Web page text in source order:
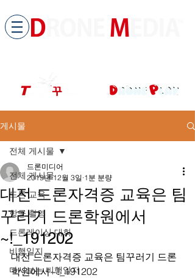
게시물
전체 게시물
드론 교육
항공 촬영
드론레이싱 대회
비행일지
다시보는 비행일지
전체 게시물
대전 드론자격증 교육은 팀
꾸러기 드론학원에서
~!_191202
드론미디어
2019년 12월 3일 1분 분량
대전 드론자격증 교육은 팀꾸러기 드론
학원에서~!_191202